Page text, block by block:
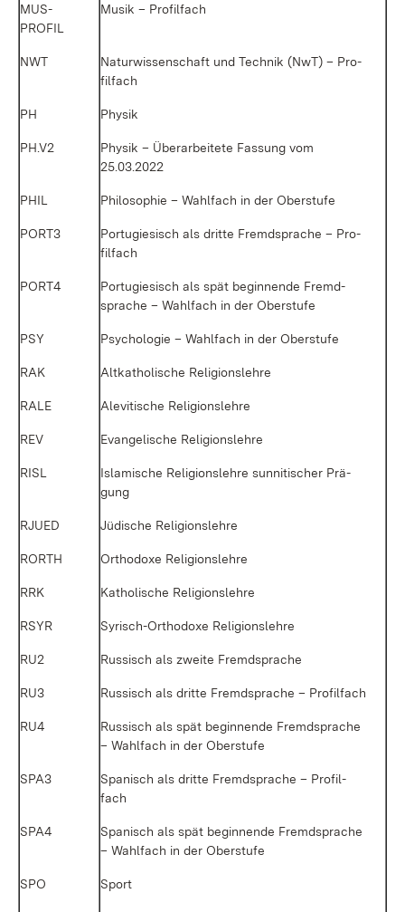
MUS­
PROFIL
Mu­sik – Pro­fil­fach
NWT
Na­tur­wis­sen­schaft und Tech­nik (NwT) – Pro­
fil­fach
PH Phy­sik
PH.V2
Phy­sik – Über­ar­bei­te­te Fas­sung vom
25.03.2022
PHIL Phi­lo­so­phie – Wahl­fach in der Ober­stu­fe
PORT3
Por­tu­gie­sisch als drit­te Fremd­spra­che – Pro­
fil­fach
PORT4
Por­tu­gie­sisch als spät be­gin­nen­de Fremd­
spra­che – Wahl­fach in der Ober­stu­fe
PSY Psy­cho­lo­gie – Wahl­fach in der Ober­stu­fe
RAK Alt­ka­tho­li­sche Re­li­gi­ons­leh­re
RA­LE Ale­vi­ti­sche Re­li­gi­ons­leh­re
REV Evan­ge­li­sche Re­li­gi­ons­leh­re
RISL
Is­la­mi­sche Re­li­gi­ons­leh­re sun­ni­ti­scher Prä­
gung
RJUED Jü­di­sche Re­li­gi­ons­leh­re
RORTH Or­tho­do­xe Re­li­gi­ons­leh­re
RRK Ka­tho­li­sche Re­li­gi­ons­leh­re
RSYR Sy­risch-Or­tho­do­xe Re­li­gi­ons­leh­re
RU2 Rus­sisch als zwei­te Fremd­spra­che
RU3 Rus­sisch als drit­te Fremd­spra­che – Pro­fil­fach
RU4
Rus­sisch als spät be­gin­nen­de Fremd­spra­che
– Wahl­fach in der Ober­stu­fe
SPA3
Spa­nisch als drit­te Fremd­spra­che – Pro­fil­
fach
SPA4
Spa­nisch als spät be­gin­nen­de Fremd­spra­che
– Wahl­fach in der Ober­stu­fe
SPO Sport